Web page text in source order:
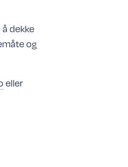
dekke
og
eller